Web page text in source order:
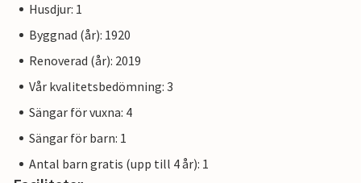
Husdjur: 1
Byggnad (år): 1920
Renoverad (år): 2019
Vår kvalitetsbedömning: 3
Sängar för vuxna: 4
Sängar för barn: 1
Antal barn gratis (upp till 4 år): 1